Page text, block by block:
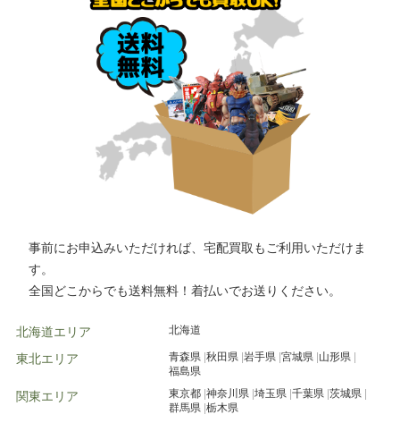
高崎市 前橋市
古河市
水戸市
市川市 柏市
松戸市
高崎市 小山市
事前にお申込みいただければ、宅配買取もご利用いただけま
す。
全国どこからでも送料無料！着払いでお送りください。
北海道エリア 北海道
東北エリア 青森県 秋田県 岩手県 宮城県 山形県
福島県
関東エリア 東京都 神奈川県 埼玉県 千葉県 茨城県
群馬県 栃木県